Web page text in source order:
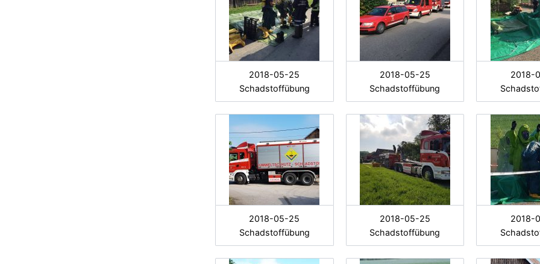
2018-05-25
Schadstoffübung
2018-05-25
Schadstoffübung
2018-
2018-05-25
Schadstoffübung
2018-05-25
Schadstoffübung
2018-